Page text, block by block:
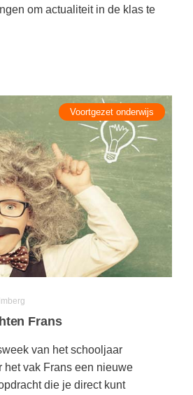
om actualiteit in de klas te
Voortgezet onderwijs
Frans
van het schooljaar
het vak Frans een nieuwe
die je direct kunt